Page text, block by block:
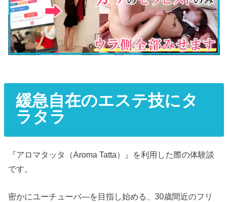
緩急自在のエステ技にタ
ラタラ
『アロマタッタ（Aroma Tatta）』を利用した際の体験談
です。
密かにユーチューバ―を目指し始める、30歳間近のフリ